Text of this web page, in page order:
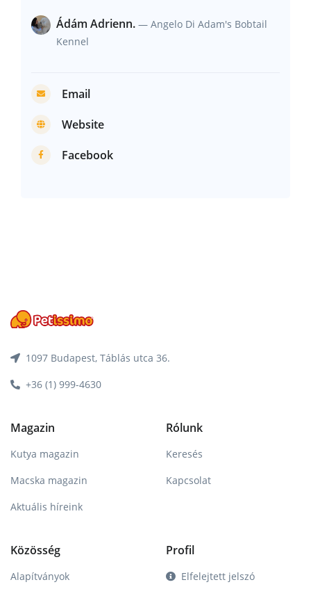
Ádám Adrienn. — Angelo Di Adam's Bobtail
Kennel
Email
Website
Facebook
1097 Budapest, Táblás utca 36.
+36 (1) 999-4630
Magazin
Kutya magazin
Macska magazin
Aktuális híreink
Rólunk
Keresés
Kapcsolat
Közösség
Alapítványok
Profil
Elfelejtett jelszó